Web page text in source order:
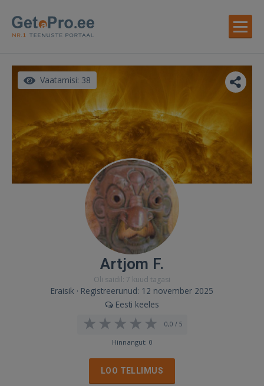
Vaatamisi: 38
Artjom F.
Oli saidil: 7 kuud tagasi
Eraisik · Registreerunud: 12 november 2025
Eesti keeles
0,0 / 5
Hinnangut: 0
LOO TELLIMUS